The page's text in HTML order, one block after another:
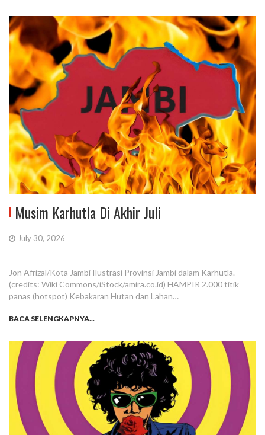
Musim Karhutla Di Akhir Juli
July 30, 2026
Jon Afrizal/Kota Jambi Ilustrasi Provinsi Jambi dalam Karhutla.
(credits: Wiki Commons/iStock/amira.co.id) HAMPIR 2.000 titik
panas (hotspot) Kebakaran Hutan dan Lahan…
BACA SELENGKAPNYA...